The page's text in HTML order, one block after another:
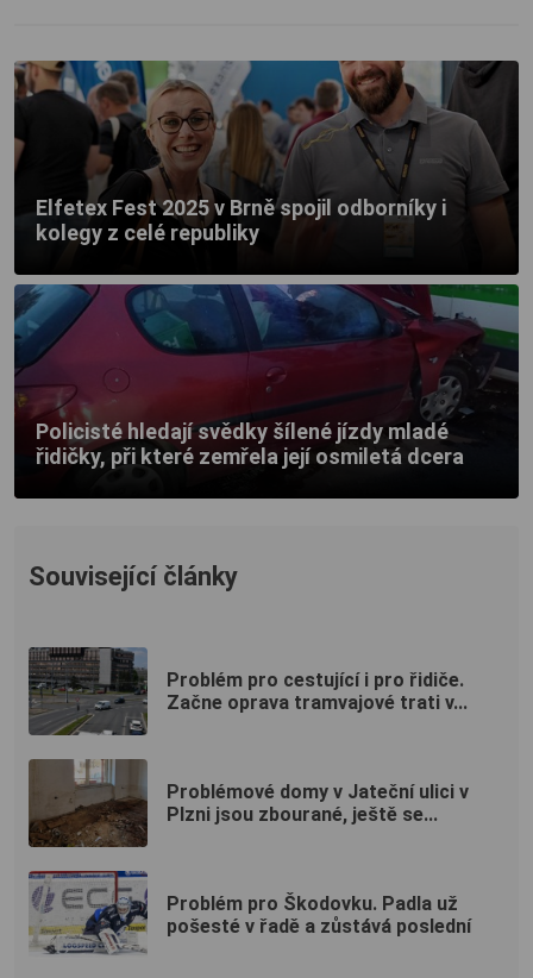
Elfetex Fest 2025 v Brně spojil odborníky i
kolegy z celé republiky
Policisté hledají svědky šílené jízdy mladé
řidičky, při které zemřela její osmiletá dcera
Související články
Problém pro cestující i pro řidiče.
Začne oprava tramvajové trati v...
Problémové domy v Jateční ulici v
Plzni jsou zbourané, ještě se...
Problém pro Škodovku. Padla už
pošesté v řadě a zůstává poslední